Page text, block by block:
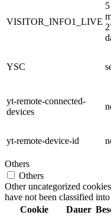
VISITOR_INFO1_LIVE
5
YSC
yt-remote-connected-
devices
yt-remote-device-id
Others
Others
Other uncategorized
have not been classified
Cookie
Dauer